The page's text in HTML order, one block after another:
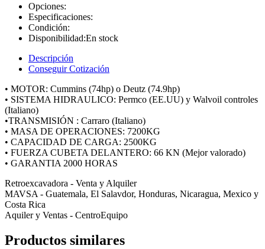
Opciones:
Especificaciones:
Condición:
Disponibilidad:En stock
Descripción
Conseguir Cotización
• MOTOR: Cummins (74hp) o Deutz (74.9hp)
• SISTEMA HIDRAULICO: Permco (EE.UU) y Walvoil controles
(Italiano)
•TRANSMISIÓN : Carraro (Italiano)
• MASA DE OPERACIONES: 7200KG
• CAPACIDAD DE CARGA: 2500KG
• FUERZA CUBETA DELANTERO: 66 KN (Mejor valorado)
• GARANTIA 2000 HORAS
Retroexcavadora - Venta y Alquiler
MAVSA - Guatemala, El Salavdor, Honduras, Nicaragua, Mexico y
Costa Rica
Aquiler y Ventas - CentroEquipo
Productos similares